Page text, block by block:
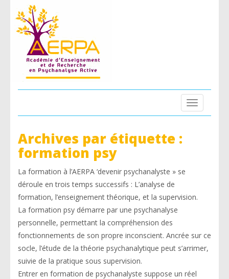
Toggle
navigation
Archives par étiquette :
formation psy
La formation à l’AERPA ‘devenir psychanalyste » se
déroule en trois temps successifs : L’analyse de
formation, l’enseignement théorique, et la supervision.
La formation psy démarre par une psychanalyse
personnelle, permettant la compréhension des
fonctionnements de son propre inconscient. Ancrée sur ce
socle, l’étude de la théorie psychanalytique peut s’arrimer,
suivie de la pratique sous supervision.
Entrer en formation de psychanalyste suppose un réel